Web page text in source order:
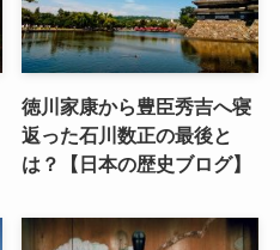
徳川家康から豊臣秀吉へ寝
返った石川数正の最後と
は？【日本の歴史ブログ】